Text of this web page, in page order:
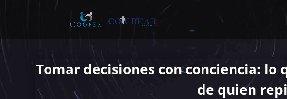
Tomar decisiones con conciencia: lo
de quien